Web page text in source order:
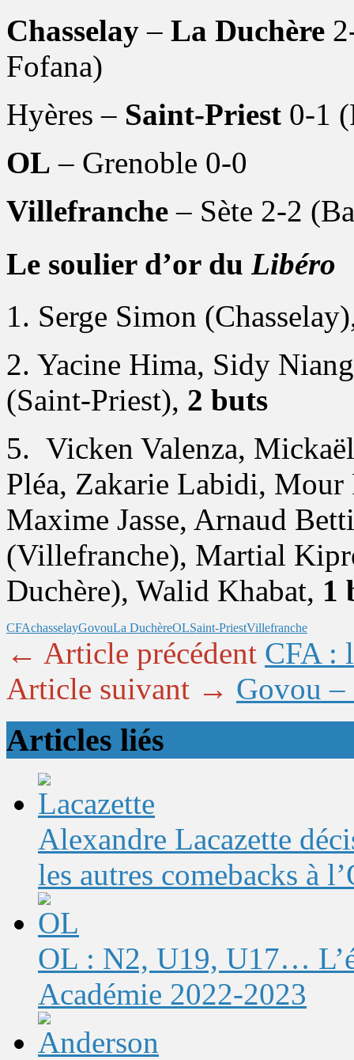
Chasselay – La Duchère
Fofana)
Hyères – Saint-Priest 0-1
OL – Grenoble 0-0
Villefranche – Sète 2-2
Le soulier d’or du Libéro
1. Serge Simon
2. Yacine Hima, Sidy
(Saint-Priest), 2 buts
5. Vicken Valenza,
Pléa, Zakarie Labidi,
Maxime Jasse, Arnaud
(Villefranche), Martial
Duchère), Walid Khabat, 1
CFAchasselayGovouLa DuchèreOLSaint-PriestVillefranche
← Article précédent CFA :
Article suivant → Govou –
Articles liés
Alexandre Lacazette
les autres comebacks à
OL : N2, U19, U17…
Académie 2022-2023